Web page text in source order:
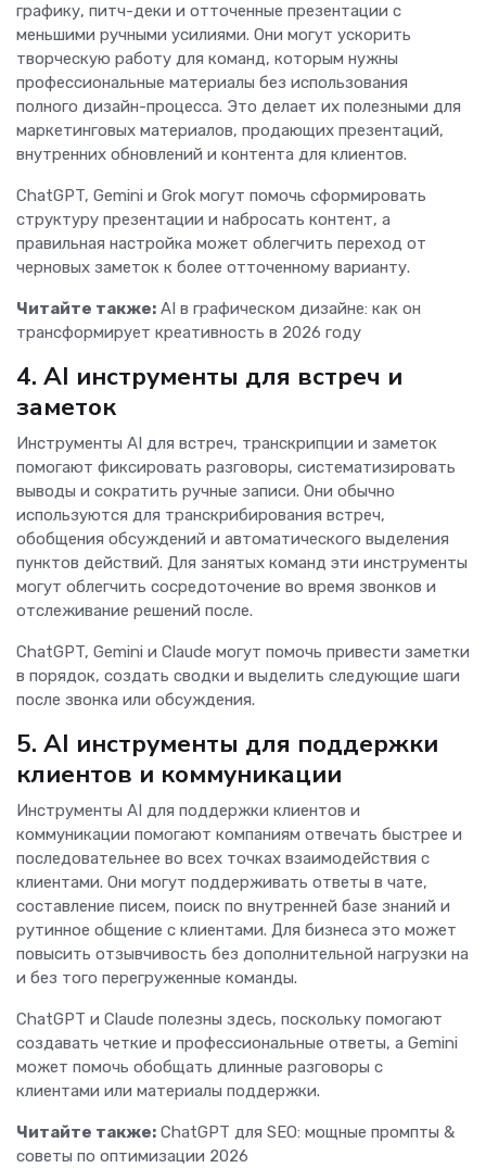
графику, питч-деки и отточенные презентации с
меньшими ручными усилиями. Они могут ускорить
творческую работу для команд, которым нужны
профессиональные материалы без использования
полного дизайн-процесса. Это делает их полезными для
маркетинговых материалов, продающих презентаций,
внутренних обновлений и контента для клиентов.
ChatGPT, Gemini и Grok могут помочь сформировать
структуру презентации и набросать контент, а
правильная настройка может облегчить переход от
черновых заметок к более отточенному варианту.
Читайте также: AI в графическом дизайне: как он
трансформирует креативность в 2026 году
4. AI инструменты для встреч и
заметок
Инструменты AI для встреч, транскрипции и заметок
помогают фиксировать разговоры, систематизировать
выводы и сократить ручные записи. Они обычно
используются для транскрибирования встреч,
обобщения обсуждений и автоматического выделения
пунктов действий. Для занятых команд эти инструменты
могут облегчить сосредоточение во время звонков и
отслеживание решений после.
ChatGPT, Gemini и Claude могут помочь привести заметки
в порядок, создать сводки и выделить следующие шаги
после звонка или обсуждения.
5. AI инструменты для поддержки
клиентов и коммуникации
Инструменты AI для поддержки клиентов и
коммуникации помогают компаниям отвечать быстрее и
последовательнее во всех точках взаимодействия с
клиентами. Они могут поддерживать ответы в чате,
составление писем, поиск по внутренней базе знаний и
рутинное общение с клиентами. Для бизнеса это может
повысить отзывчивость без дополнительной нагрузки на
и без того перегруженные команды.
ChatGPT и Claude полезны здесь, поскольку помогают
создавать четкие и профессиональные ответы, а Gemini
может помочь обобщать длинные разговоры с
клиентами или материалы поддержки.
Читайте также: ChatGPT для SEO: мощные промпты &
советы по оптимизации 2026